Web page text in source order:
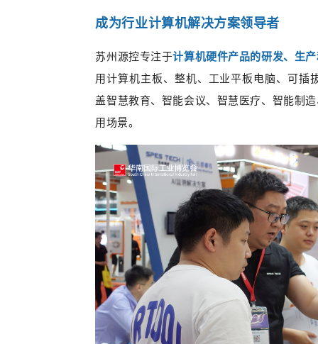
成为行业计算机解决方案领导者
苏州源控专注于计算机硬件产品的研发、生
用计算机主板、整机、工业平板电脑、可插
盖智慧教育、智能会议、智慧医疗、智能制
用场景。